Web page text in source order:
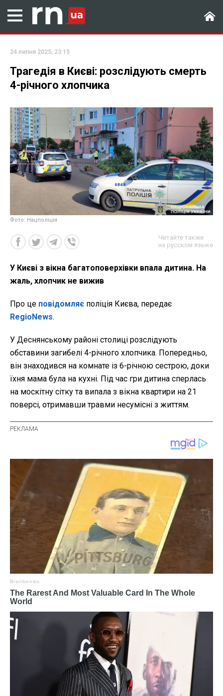
24 липня 2025, 23:15
Трагедія в Києві: розслідують смерть
4-річного хлопчика
Фото: Нацполіція
Читайте также
на русском языке
У Києві з вікна багатоповерхівки впала дитина. На
жаль, хлопчик не вижив
Про це повідомляє поліція Києва, передає
RegioNews.
У Деснянському районі столиці розслідують
обставини загибелі 4-річного хлопчика. Попередньо,
він знаходився на комнате із 6-річною сестрою, доки
їхня мама була на кухні. Під час гри дитина сперлась
на москітну сітку та випала з вікна квартири на 21
поверсі, отримавши травми несумісні з життям.